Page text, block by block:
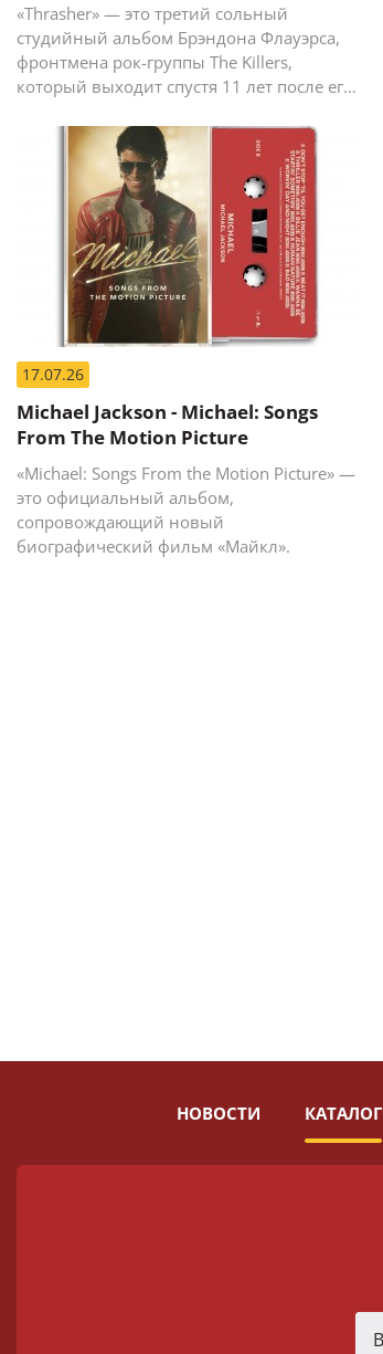
«Thrasher» — это третий сольный
студийный альбом Брэндона Флауэрса,
фронтмена рок-группы The Killers,
который выходит спустя 11 лет после его
Desired Effect (2015).
17.07.26
Michael Jackson - Michael: Songs
From The Motion Picture
«Michael: Songs From the Motion Picture» —
это официальный альбом,
сопровождающий новый
биографический фильм «Майкл».
НОВОСТИ КАТАЛОГ